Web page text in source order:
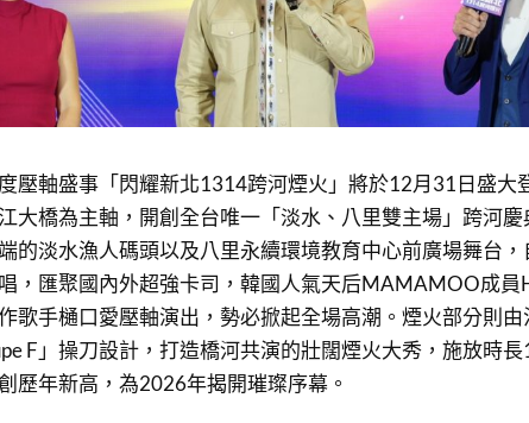
壓軸盛事「閃耀新北1314跨河煙火」將於12月31日盛大
大橋為主軸，開創全台唯一「淡水、八里雙主場」跨河慶
的淡水漁人碼頭以及八里永續環境教育中心前廣場舞台
，匯聚國內外超強卡司，韓國人氣天后MAMAMOO成員
歌手樋口愛壓軸演出，勢必掀起全場高潮。煙火部分則由
F」操刀設計，打造橋河共演的壯闊煙火大秀，施放時長
歷年新高，為2026年揭開璀璨序幕。